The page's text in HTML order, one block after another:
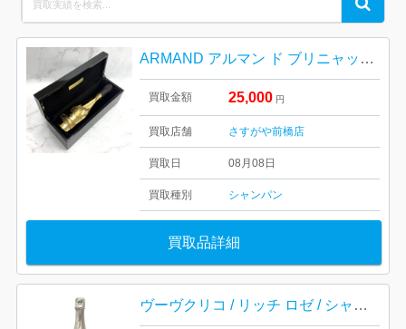
for:
ARMAND アルマン ド ブリニャック ブリュット ゴールド｜高崎市問屋町
買取金額 25,000 円
買取店舗 さすがや前橋店
買取日 08月08日
買取種別 シャンパン
買取品詳細
ヴーヴクリコ / リッチ ロゼ / シャンパン